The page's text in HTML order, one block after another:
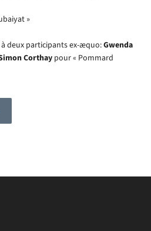
»
à deux participants ex-æquo:Gwenda
Corthay pour « Pommard